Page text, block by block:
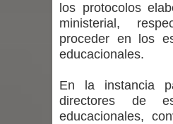
innovación en
con nuevas
Colegio El Boldo
Municipalidad
los protocolos
ministerial,
proceder en los
educacionales.
En la instancia
directores de
educacionales,